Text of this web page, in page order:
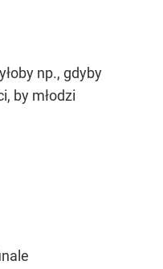
np., gdyby
by młodzi